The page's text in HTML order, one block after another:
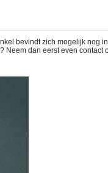
bevindt zich mogelijk nog
Neem dan eerst even contact